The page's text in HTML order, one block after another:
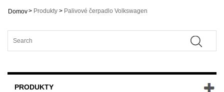
Domov> Produkty > Palivové čerpadlo Volkswagen
PRODUKTY